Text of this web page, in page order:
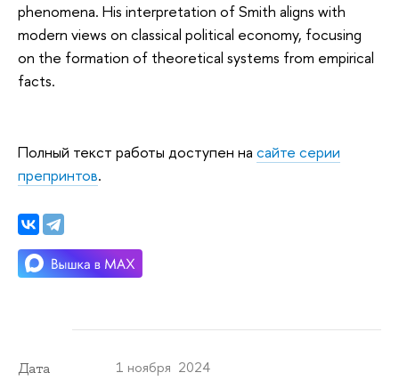
phenomena. His interpretation of Smith aligns with
modern views on classical political economy, focusing
on the formation of theoretical systems from empirical
facts.
Полный текст работы доступен на сайте серии
препринтов.
Дата 1 ноября 2024